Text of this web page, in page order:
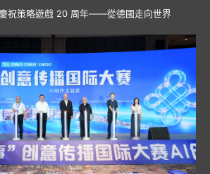
祝策略遊戲 20 周年——從德國走向世界